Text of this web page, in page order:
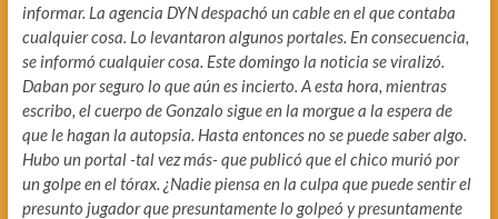
informar. La agencia DYN despachó un cable en el que contaba
cualquier cosa. Lo levantaron algunos portales. En consecuencia,
se informó cualquier cosa. Este domingo la noticia se viralizó.
Daban por seguro lo que aún es incierto. A esta hora, mientras
escribo, el cuerpo de Gonzalo sigue en la morgue a la espera de
que le hagan la autopsia. Hasta entonces no se puede saber algo.
Hubo un portal -tal vez más- que publicó que el chico murió por
un golpe en el tórax. ¿Nadie piensa en la culpa que puede sentir el
presunto jugador que presuntamente lo golpeó y presuntamente